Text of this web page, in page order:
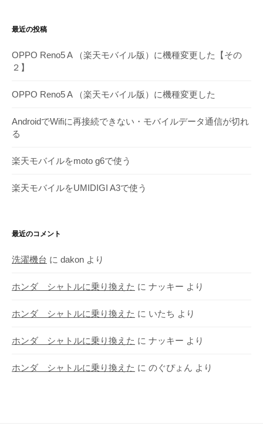
ー
イ
ブ
最近の投稿
OPPO Reno5 A （楽天モバイル版）に機種変更した【その
２】
OPPO Reno5 A （楽天モバイル版）に機種変更した
AndroidでWifiに再接続できない・モバイルデータ通信が切れ
る
楽天モバイルをmoto g6で使う
楽天モバイルをUMIDIGI A3で使う
最近のコメント
洗濯機台 に dakon より
ホンダ シャトルに乗り換えた に ナッキー より
ホンダ シャトルに乗り換えた に いたち より
ホンダ シャトルに乗り換えた に ナッキー より
ホンダ シャトルに乗り換えた に のぐぴょん より